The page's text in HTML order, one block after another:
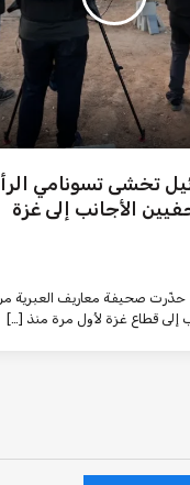
تخشى تسونامي
الأجانب إلى غزة
صحيفة معاريف العبرية
إلى قطاع غزة لأول مرة منذ […]